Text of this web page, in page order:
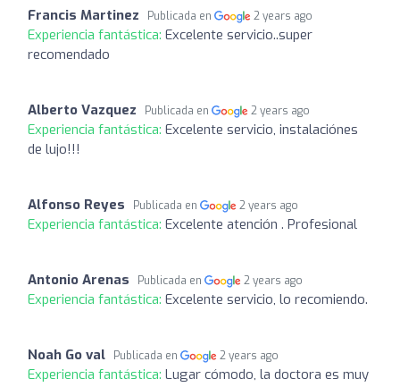
Francis Martinez Publicada en 2 years ago
Experiencia fantástica: Excelente servicio..super
recomendado
Alberto Vazquez Publicada en 2 years ago
Experiencia fantástica: Excelente servicio, instalaciónes
de lujo!!!
Alfonso Reyes Publicada en 2 years ago
Experiencia fantástica: Excelente atención . Profesional
Antonio Arenas Publicada en 2 years ago
Experiencia fantástica: Excelente servicio, lo recomiendo.
Noah Go val Publicada en 2 years ago
Experiencia fantástica: Lugar cómodo, la doctora es muy